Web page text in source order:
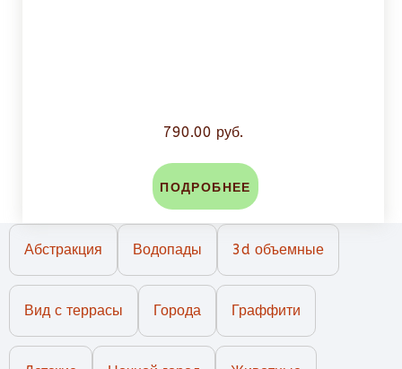
790.00 руб.
ПОДРОБНЕЕ
Абстракция Водопады 3d объемные
Вид с террасы Города Граффити